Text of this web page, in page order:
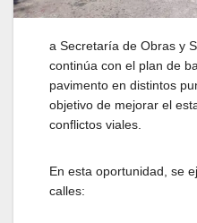
a Secretaría de Obras y
continúa con el plan de
pavimento en distintos
objetivo de mejorar el
conflictos viales.
En esta oportunidad, se
calles: